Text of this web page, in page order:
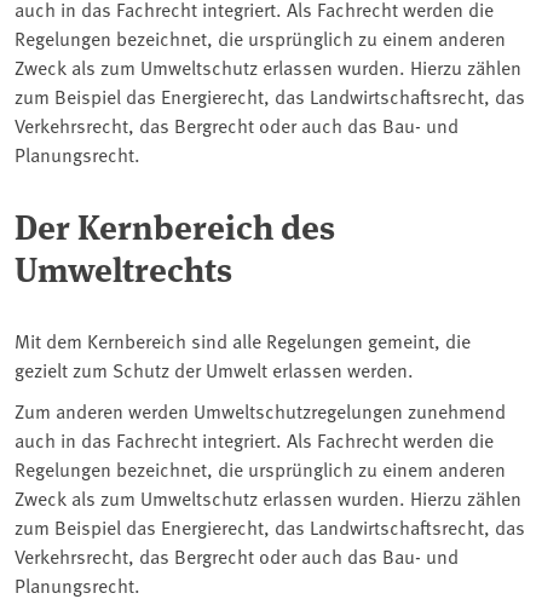
auch in das Fachrecht integriert. Als Fachrecht werden die
Regelungen bezeichnet, die ursprünglich zu einem anderen
Zweck als zum Umweltschutz erlassen wurden. Hierzu zählen
zum Beispiel das Energierecht, das Landwirtschaftsrecht, das
Verkehrsrecht, das Bergrecht oder auch das Bau- und
Planungsrecht.
Der Kernbereich des
Umweltrechts
Mit dem Kernbereich sind alle Regelungen gemeint, die
gezielt zum Schutz der Umwelt erlassen werden.
Zum anderen werden Umweltschutzregelungen zunehmend
auch in das Fachrecht integriert. Als Fachrecht werden die
Regelungen bezeichnet, die ursprünglich zu einem anderen
Zweck als zum Umweltschutz erlassen wurden. Hierzu zählen
zum Beispiel das Energierecht, das Landwirtschaftsrecht, das
Verkehrsrecht, das Bergrecht oder auch das Bau- und
Planungsrecht.